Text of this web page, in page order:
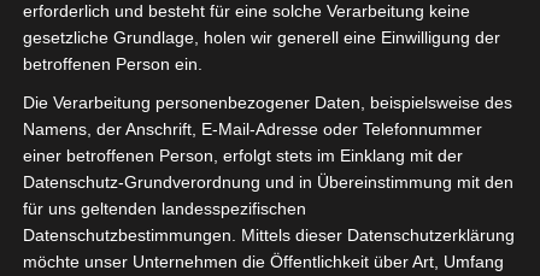
7. DEZEMBER 2020
SENIOR DETLEF
KOMMENTAR SCHREIBEN
erforderlich und besteht für eine solche Verarbeitung keine
gesetzliche Grundlage, holen wir generell eine Einwilligung der
betroffenen Person ein.
Die Verarbeitung personenbezogener Daten, beispielsweise des
Namens, der Anschrift, E-Mail-Adresse oder Telefonnummer
einer betroffenen Person, erfolgt stets im Einklang mit der
Datenschutz-Grundverordnung und in Übereinstimmung mit den
für uns geltenden landesspezifischen
Datenschutzbestimmungen. Mittels dieser Datenschutzerklärung
möchte unser Unternehmen die Öffentlichkeit über Art, Umfang